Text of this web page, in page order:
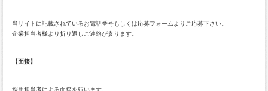
当サイトに記載されているお電話番号もしくは応募フォームよりご応募下さい。
企業担当者様より折り返しご連絡が参ります。
【面接】
採用担当者による面接を行います。